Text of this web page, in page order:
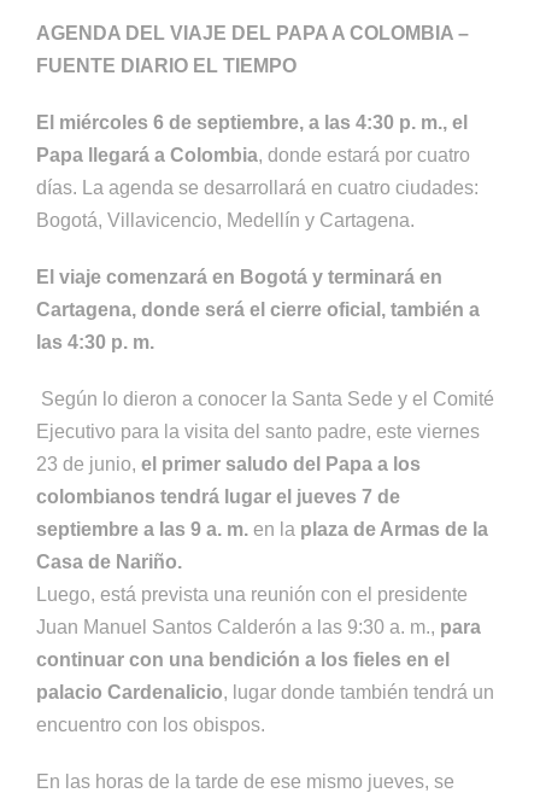
AGENDA DEL VIAJE DEL PAPA A COLOMBIA –
FUENTE DIARIO EL TIEMPO
El miércoles 6 de septiembre, a las 4:30 p. m., el
Papa llegará a Colombia, donde estará por cuatro
días. La agenda se desarrollará en cuatro ciudades:
Bogotá, Villavicencio, Medellín y Cartagena.
El viaje comenzará en Bogotá y terminará en
Cartagena, donde será el cierre oficial, también a
las 4:30 p. m.
Según lo dieron a conocer la Santa Sede y el Comité
Ejecutivo para la visita del santo padre, este viernes
23 de junio, el primer saludo del Papa a los
colombianos tendrá lugar el jueves 7 de
septiembre a las 9 a. m. en la plaza de Armas de la
Casa de Nariño.
Luego, está prevista una reunión con el presidente
Juan Manuel Santos Calderón a las 9:30 a. m., para
continuar con una bendición a los fieles en el
palacio Cardenalicio, lugar donde también tendrá un
encuentro con los obispos.
En las horas de la tarde de ese mismo jueves, se